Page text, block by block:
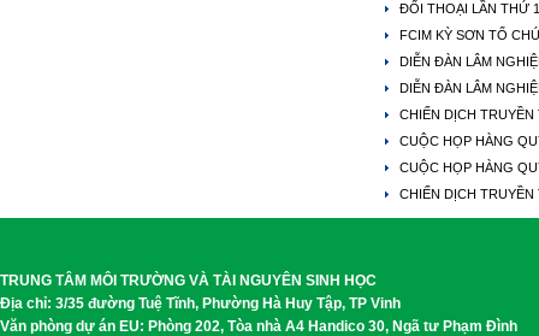
ĐỐI THOẠI LẦN THỨ
FCIM KỲ SƠN TỔ
DIỄN ĐÀN LÂM
DIỄN ĐÀN LÂM
CHIẾN DỊCH
CUỘC HỌP HÀNG
CUỘC HỌP HÀNG
CHIẾN DỊCH
TRUNG TÂM MÔI TRƯỜNG VÀ TÀI NGUYÊN SINH HỌC
Địa chỉ: 3/35 đường Tuệ Tĩnh, Phường Hà Huy Tập, TP Vinh
Văn phòng dự án EU: Phòng 202, Tòa nhà A4 Handico 30, Ngã tư Phạm Đình